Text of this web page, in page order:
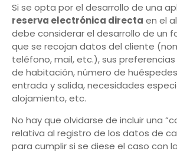
Si se opta por el desarrollo de una
reserva electrónica directa en el
debe considerar el desarrollo de un
que se recojan datos del cliente
teléfono, mail, etc.), sus
de habitación, número de
entrada y salida, necesidades
alojamiento, etc.
No hay que olvidarse de incluir una
relativa al registro de los datos de
para cumplir si se diese el caso con